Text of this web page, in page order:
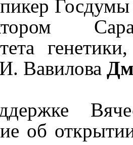
Вавилова
об